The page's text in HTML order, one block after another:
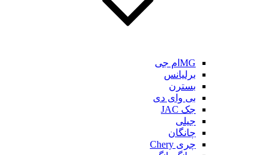
MGام جی
برلیانس
بسترن
بی وای دی
جک JAC
جیلی
چانگان
چری Chery